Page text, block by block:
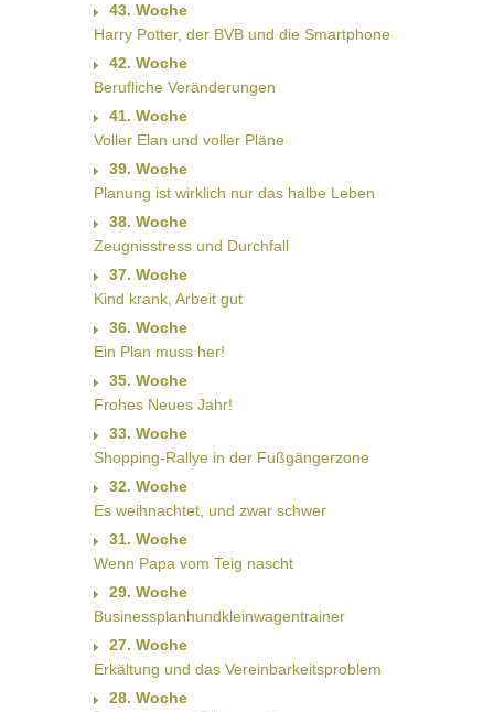
43. Woche
Harry Potter, der BVB und die Smartphone
42. Woche
Berufliche Veränderungen
41. Woche
Voller Elan und voller Pläne
39. Woche
Planung ist wirklich nur das halbe Leben
38. Woche
Zeugnisstress und Durchfall
37. Woche
Kind krank, Arbeit gut
36. Woche
Ein Plan muss her!
35. Woche
Frohes Neues Jahr!
33. Woche
Shopping-Rallye in der Fußgängerzone
32. Woche
Es weihnachtet, und zwar schwer
31. Woche
Wenn Papa vom Teig nascht
29. Woche
Businessplanhundkleinwagentrainer
27. Woche
Erkältung und das Vereinbarkeitsproblem
28. Woche